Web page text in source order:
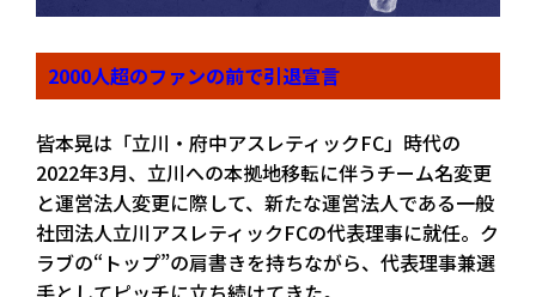
2000人超のファンの前で引退宣言
皆本晃は「立川・府中アスレティックFC」時代の
2022年3月、立川への本拠地移転に伴うチーム名変更
と運営法人変更に際して、新たな運営法人である一般
社団法人立川アスレティックFCの代表理事に就任。ク
ラブの“トップ”の肩書きを持ちながら、代表理事兼選